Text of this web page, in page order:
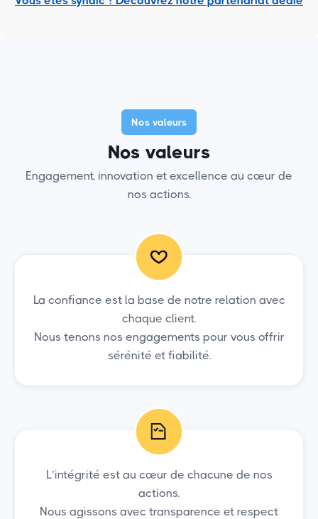
Nos valeurs
Nos valeurs
Engagement, innovation et excellence au cœur de
nos actions.
La confiance est la base de notre relation avec
chaque client.
Nous tenons nos engagements pour vous offrir
sérénité et fiabilité.
L’intégrité est au cœur de chacune de nos
actions.
Nous agissons avec transparence et respect